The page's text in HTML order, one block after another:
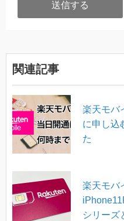
関連記事
楽天モバ
に申し込
た
楽天モバ
シリーズ